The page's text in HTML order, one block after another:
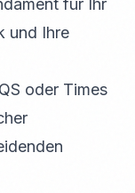
für Ihr
und Ihre
oder Times